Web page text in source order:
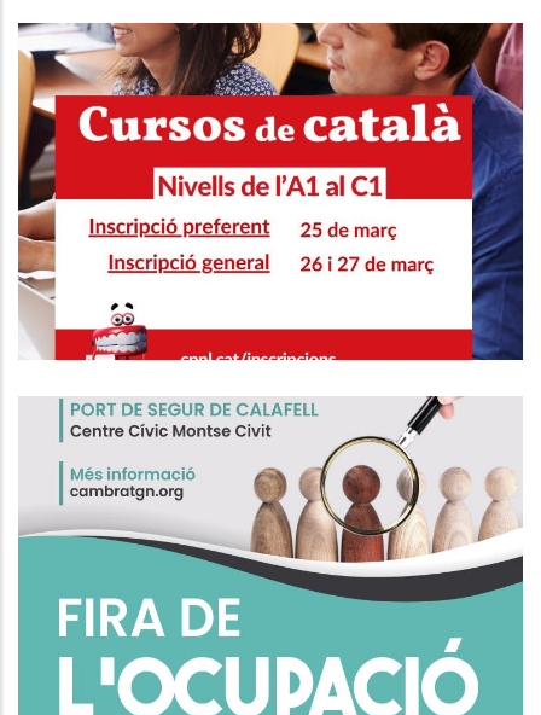
L'A1 AL C1
Educació
Fira De L'Ocupació De Calafell
Ocupació